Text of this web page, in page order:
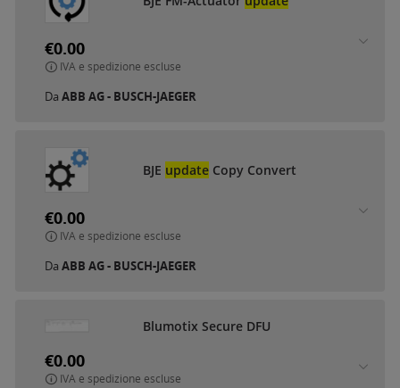
€0.00
IVA e spedizione escluse
Da ABB AG - BUSCH-JAEGER
BJE update Copy Convert
€0.00
IVA e spedizione escluse
Da ABB AG - BUSCH-JAEGER
Blumotix Secure DFU
€0.00
IVA e spedizione escluse